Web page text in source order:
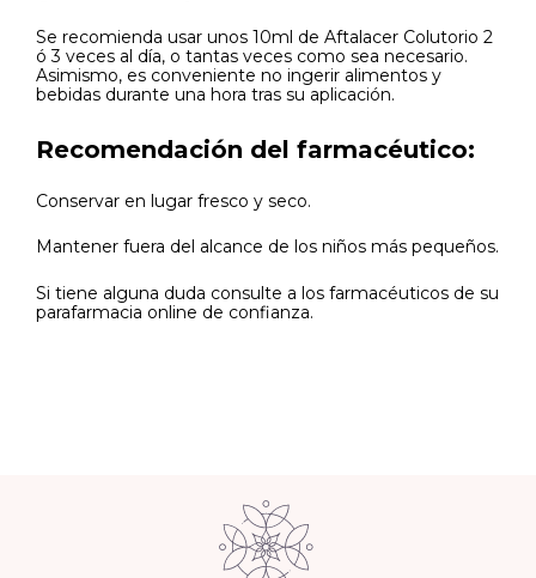
Se recomienda usar unos 10ml de Aftalacer Colutorio 2
ó 3 veces al día, o tantas veces como sea necesario.
Asimismo, es conveniente no ingerir alimentos y
bebidas durante una hora tras su aplicación.
Recomendación del farmacéutico:
Conservar en lugar fresco y seco.
Mantener fuera del alcance de los niños más pequeños.
Si tiene alguna duda consulte a los farmacéuticos de su
parafarmacia online de confianza.